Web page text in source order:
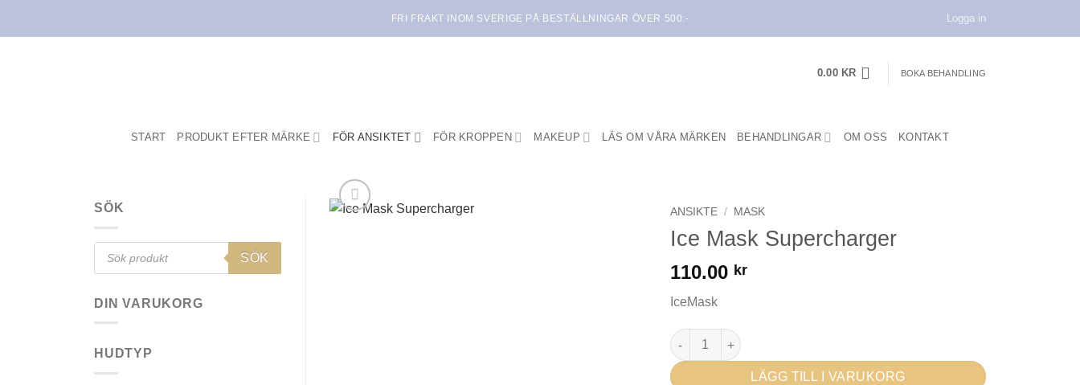
FRI FRAKT INOM SVERIGE PÅ BESTÄLLNINGAR ÖVER 500:- Logga in
0.00 KR BOKA BEHANDLING
START PRODUKT EFTER MÄRKE FÖR ANSIKTET FÖR KROPPEN MAKEUP LÄS OM VÅRA MÄRKEN BEHANDLINGAR OM OSS KONTAKT
SÖK
Products
search
SÖK
DIN VARUKORG
HUDTYP
ANSIKTE / MASK
Ice Mask Supercharger
110.00 kr
IceMask
Ice Mask Supercharger mängd
LÄGG TILL I VARUKORG